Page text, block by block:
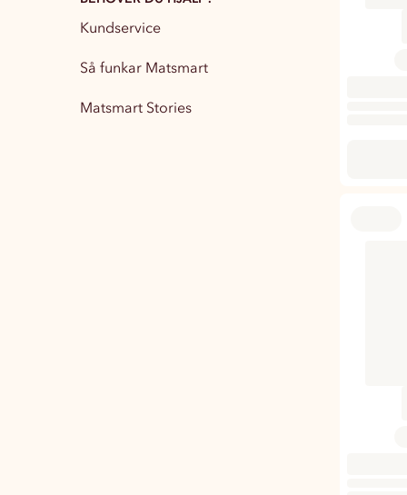
Partytillbehör
Kundservice
Så funkar Matsmart
Matsmart Stories